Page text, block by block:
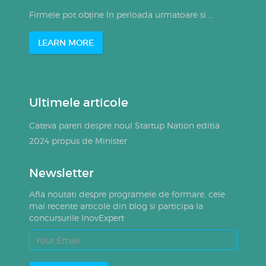
Firmele pot obține în perioada urmatoare si ...
LEARN MORE
Ultimele articole
Cateva pareri despre noul Startup Nation editia
2024 propus de Minister
Newsletter
Afla noutati despre programele de formare, cele
mai recente articole din blog si participa la
concursurile InovExpert